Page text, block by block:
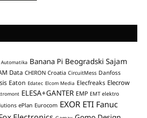
Automatika Banana Pi Beogradski Sajam
Data CHIRON Croatia CircuitMess Danfoss
Eaton Edatec Elcom Media Elecfreaks Elecrow
ELESA+GANTER EMP EMT elektro
ePlan Eurocom EXOR ETI Fanuc